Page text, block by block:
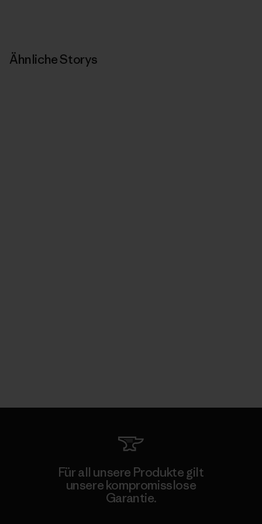
Ähnliche Storys
Für all unsere Produkte gilt
unsere kompromisslose
Garantie.